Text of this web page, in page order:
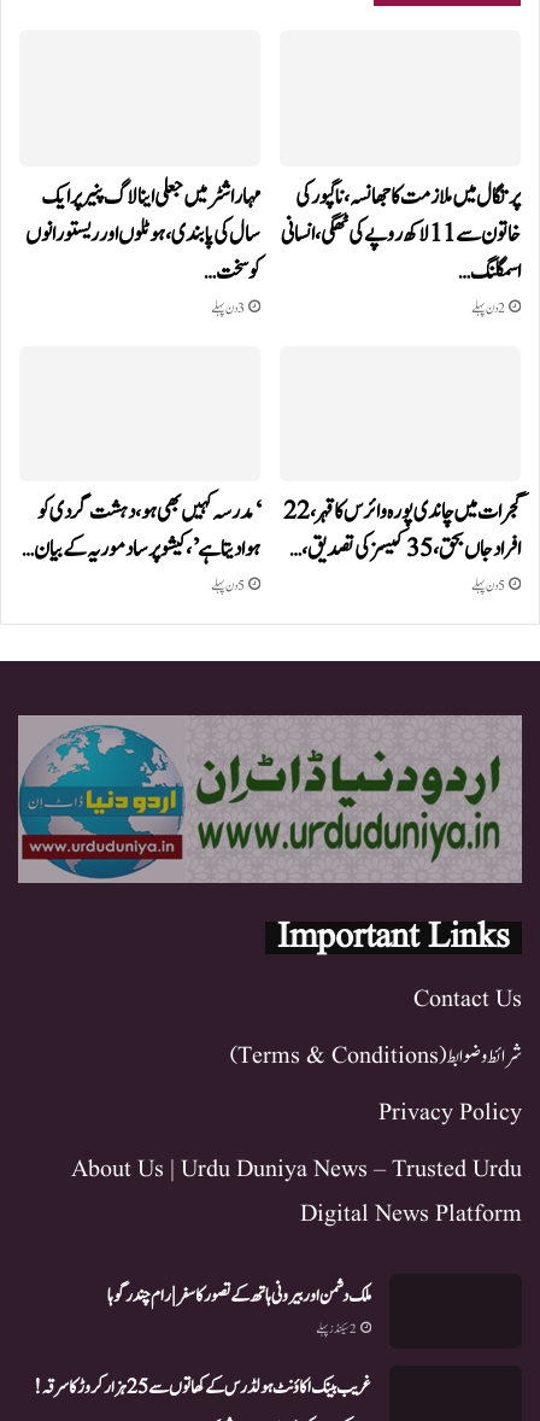
پرتگال میں ملازمت کا جھانسہ،ناگپور کی
خاتون سے 11 لاکھ روپے کی ٹھگی، انسانی
اسمگلنگ…
2 دن پہلے
مہاراشٹر میں جعلی اینالاگ پنیر پر ایک
سال کی پابندی، ہوٹلوں اور ریستورانوں
کو سخت…
3 دن پہلے
گجرات میں چاندی پورہ وائرس کا قہر، 22
افراد جاں بحق، 35 کیسز کی تصدیق،…
5 دن پہلے
‘مدرسہ کہیں بھی ہو، دہشت گردی کو
ہوا دیتا ہے’، کیشو پرساد موریہ کے بیان…
5 دن پہلے
Important Links
Contact Us
شرائط و ضوابط (Terms & Conditions)
Privacy Policy
About Us | Urdu Duniya News – Trusted Urdu
Digital News Platform
ملک دشمن اور بیرونی ہاتھ کے تصور کا سفر | رام چندر گوہا
2 سیکنڈز پہلے
غریب بینک اکاؤنٹ ہولڈرس کے کھاتوں سے 25 ہزار کروڑ کا سرقہ!